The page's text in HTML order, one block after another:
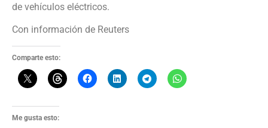
de vehículos eléctricos.
Con información de Reuters
Comparte esto:
Me gusta esto: